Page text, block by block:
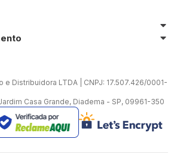
Distribuidora LTDA | CNPJ: 17.507.426/0001-
Casa Grande, Diadema - SP, 09961-350